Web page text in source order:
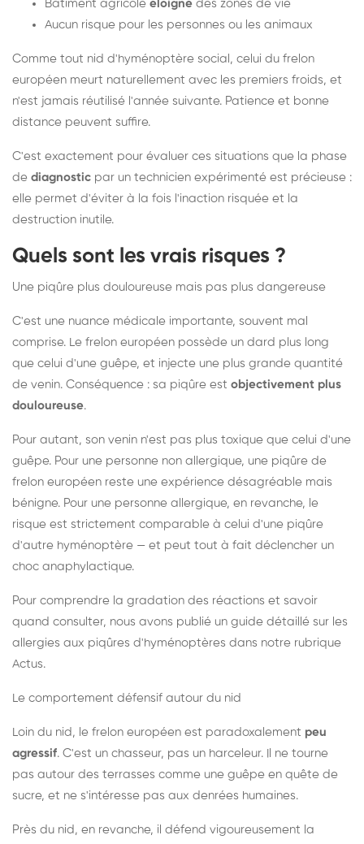
Bâtiment agricole éloigné des zones de vie
Aucun risque pour les personnes ou les animaux
Comme tout nid d'hyménoptère social, celui du frelon
européen meurt naturellement avec les premiers froids, et
n'est jamais réutilisé l'année suivante. Patience et bonne
distance peuvent suffire.
C'est exactement pour évaluer ces situations que la phase
de diagnostic par un technicien expérimenté est précieuse :
elle permet d'éviter à la fois l'inaction risquée et la
destruction inutile.
Quels sont les vrais risques ?
Une piqûre plus douloureuse mais pas plus dangereuse
C'est une nuance médicale importante, souvent mal
comprise. Le frelon européen possède un dard plus long
que celui d'une guêpe, et injecte une plus grande quantité
de venin. Conséquence : sa piqûre est objectivement plus
douloureuse.
Pour autant, son venin n'est pas plus toxique que celui d'une
guêpe. Pour une personne non allergique, une piqûre de
frelon européen reste une expérience désagréable mais
bénigne. Pour une personne allergique, en revanche, le
risque est strictement comparable à celui d'une piqûre
d'autre hyménoptère — et peut tout à fait déclencher un
choc anaphylactique.
Pour comprendre la gradation des réactions et savoir
quand consulter, nous avons publié un guide détaillé sur les
allergies aux piqûres d'hyménoptères dans notre rubrique
Actus.
Le comportement défensif autour du nid
Loin du nid, le frelon européen est paradoxalement peu
agressif. C'est un chasseur, pas un harceleur. Il ne tourne
pas autour des terrasses comme une guêpe en quête de
sucre, et ne s'intéresse pas aux denrées humaines.
Près du nid, en revanche, il défend vigoureusement la